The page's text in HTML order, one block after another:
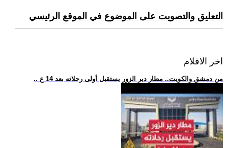
التعليق والتصويت على الموضوع في الموقع الرئيسي
اخر الافلام
.. من دمشق والكويت.. مطار دير الزور يستقبل أولى رحلاته بعد 14 ع